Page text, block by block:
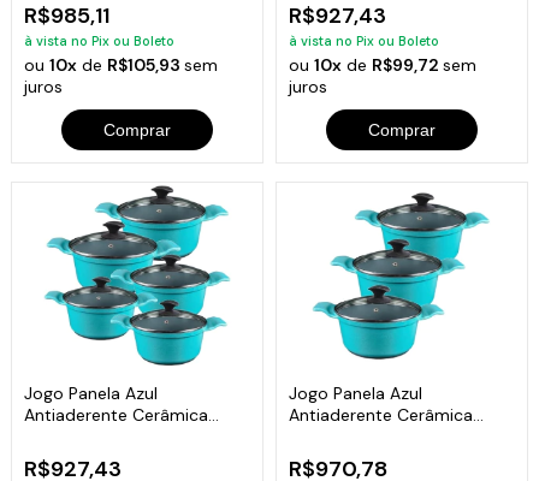
R$985,11
à vista no Pix ou Boleto
ou10x de R$105,93sem
juros
Comprar
R$927,43
à vista no Pix ou Boleto
ou 10xde R$99,72 sem
juros
Comprar
Jogo Panela Azul
Antiaderente Cerâmica
R$927,43
Jogo Panela Azul
Antiaderente Cerâmica
R$970,78